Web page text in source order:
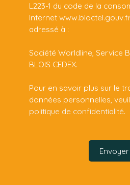
L223-1 du code de la
Internet
adressé à :
Société Worldline, Service
BLOIS CEDEX.
Pour en savoir plus sur le
données personnelles,
politique de confidentialité.
Envoyer